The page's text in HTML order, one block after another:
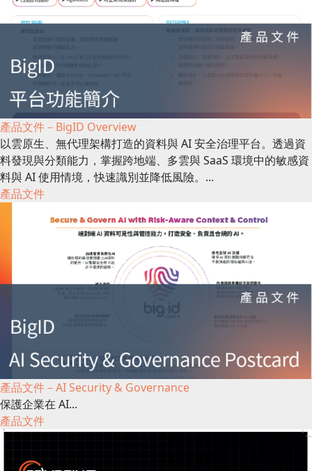
產品文件－BigID Overview
以雲原生、無代理架構打造的資料與 AI 安全治理平台。透過資
料發現與分類能力，掌握跨地端、多雲與 SaaS 環境中的敏感資
料與 AI 使用情境，快速識別並降低風險。...
產品文件
產品文件－AI Security & Governance
保護企業在 AI...
產品文件